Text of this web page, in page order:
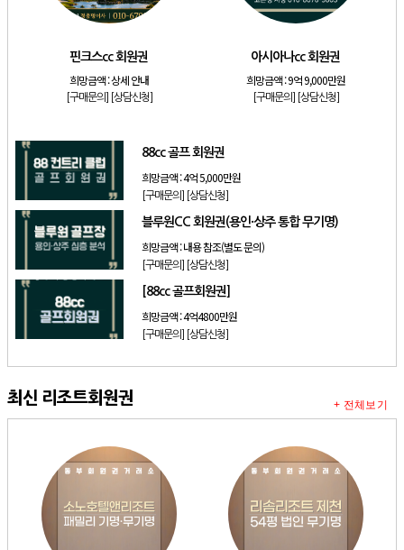
소노호텔앤리조트 스위트 등기 무기명
아시아나cc 회원권
88cc 골프 회원권
핀크스cc 회원권
희망금액 :상세 안내
[구매문의] [상담신청]
아시아나cc 회원권
희망금액 :9억 9,000만원
[구매문의] [상담신청]
88cc 골프 회원권
희망금액 :4억 5,000만원
[구매문의] [상담신청]
블루원CC 회원권(용인·상주 통합 무기명)
희망금액 :내용 참조(별도 문의)
[구매문의] [상담신청]
[88cc 골프회원권]
희망금액 :4억4800만원
[구매문의] [상담신청]
최신 리조트회원권 + 전체보기